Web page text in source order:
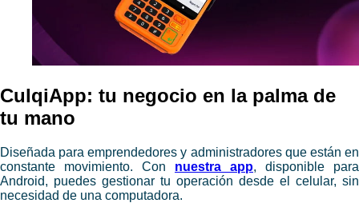
​CulqiApp: tu negocio en la palma de
tu mano
Diseñada para emprendedores y administradores que están en
constante movimiento. Con nuestra app, disponible para
Android, puedes gestionar tu operación desde el celular, sin
necesidad de una computadora.